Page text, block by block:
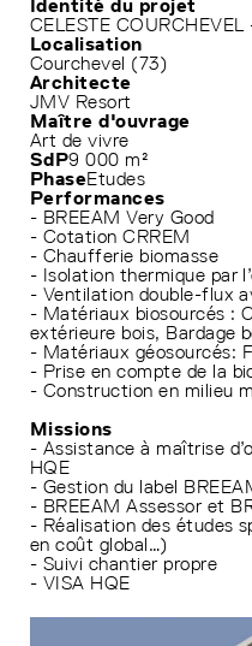
Identité du projet
CELESTE
Localisation
Courchevel (73)
Architecte
JMV Resort
Maître d'ouvrage
Art de vivre
SdP9 000 m²
PhaseEtudes
Performances
- BREEAM Very Good
- Cotation CRREM
- Chaufferie biomasse
- Isolation thermique par
- Ventilation double-flux
- Matériaux biosourcés :
extérieure bois, Bardage
- Matériaux géosourcés:
- Prise en compte de la
- Construction en milieu
Missions
- Assistance à maîtrise
HQE
- Gestion du label
- BREEAM Assessor et
- Réalisation des études
en coût global…)
- Suivi chantier propre
- VISA HQE